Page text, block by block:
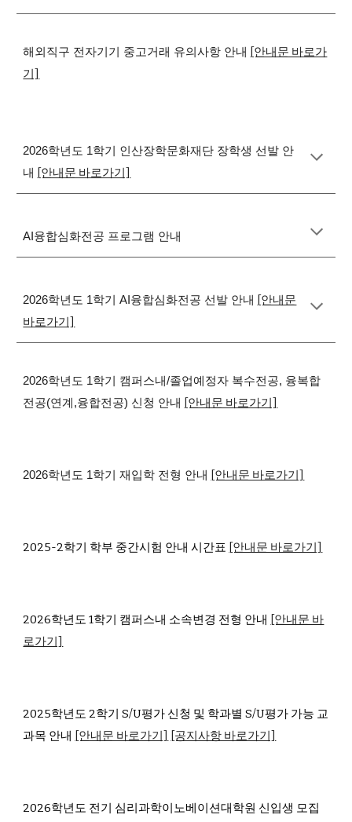
해외직구 전자기기 중고거래 유의사항 안내 [안내문 바로가
기]
2026학년도 1학기 인산장학문화재단 장학생 선발 안
내 [안내문 바로가기]
AI융합심화전공 프로그램 안내
2026학년도 1학기 AI융합심화전공 선발 안내 [안내문
바로가기]
2026학년도 1학기 캠퍼스내/졸업예정자 복수전공, 융복합
전공(연계,융합전공) 신청 안내 [안내문 바로가기]
2026학년도 1학기 재입학 전형 안내 [안내문 바로가기]
2025-2학기 학부 중간시험 안내 시간표 [안내문 바로가기]
2026학년도 1학기 캠퍼스내 소속변경 전형 안내 [안내문 바
로가기]
2025학년도 2학기 S/U평가 신청 및 학과별 S/U평가 가능 교
과목 안내 [안내문 바로가기] [공지사항 바로가기]
2026학년도 전기 심리과학이노베이션대학원 신입생 모집